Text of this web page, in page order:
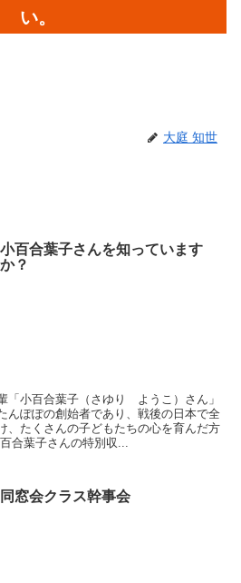
い。
大庭 知世
小百合葉子さんを知っています
か？
「小百合葉子（さゆり ようこ）さん」
ぽぽの創始者であり、戦後の日本で全
、たくさんの子どもたちの心を育んだ方
合葉子さんの特別収...
同窓会クラス幹事会